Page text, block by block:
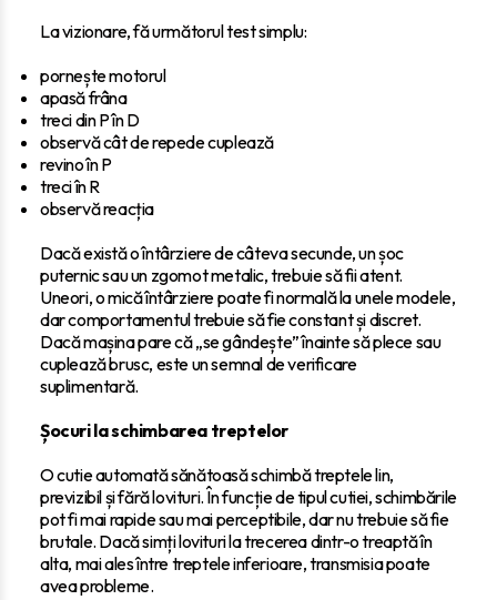
La vizionare, fă următorul test simplu:
pornește motorul
apasă frâna
treci din P în D
observă cât de repede cuplează
revino în P
treci în R
observă reacția
Dacă există o întârziere de câteva secunde, un șoc
puternic sau un zgomot metalic, trebuie să fii atent.
Uneori, o mică întârziere poate fi normală la unele modele,
dar comportamentul trebuie să fie constant și discret.
Dacă mașina pare că „se gândește” înainte să plece sau
cuplează brusc, este un semnal de verificare
suplimentară.
Șocuri la schimbarea treptelor
O cutie automată sănătoasă schimbă treptele lin,
previzibil și fără lovituri. În funcție de tipul cutiei, schimbările
pot fi mai rapide sau mai perceptibile, dar nu trebuie să fie
brutale. Dacă simți lovituri la trecerea dintr-o treaptă în
alta, mai ales între treptele inferioare, transmisia poate
avea probleme.